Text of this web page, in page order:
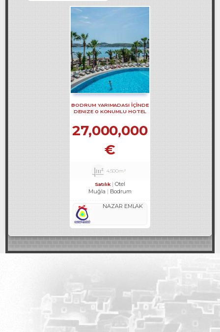
BODRUM YARIMADASI IÇINDE
DENIZE 0 KONUMLU HOTEL
27,000,000
€
4,500m²
Satılık
Otel
Muğla
Bodrum
NAZAR EMLAK